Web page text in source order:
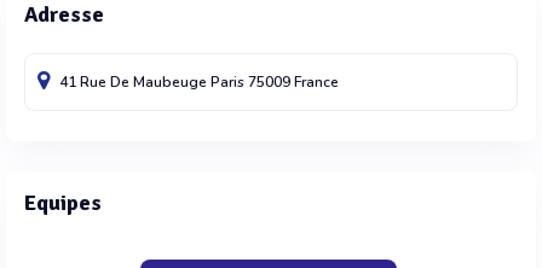
Adresse
41 Rue De Maubeuge Paris75009France
Equipes